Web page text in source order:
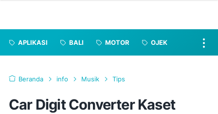
APLIKASI BALI MOTOR OJEK
Beranda info Musik Tips
Car Digit Converter Kaset